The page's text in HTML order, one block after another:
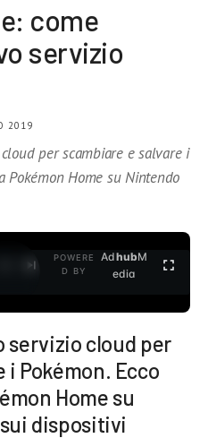
come
servizio
2019
per scambiare e salvare i
Pokémon Home su Nintendo
POWERE
D BY
AdhubM
edia
servizio cloud per
i Pokémon. Ecco
Home su
dispositivi